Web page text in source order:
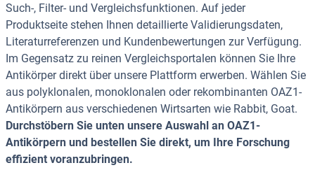
Such-, Filter- und Vergleichsfunktionen. Auf jeder
Produktseite stehen Ihnen detaillierte Validierungsdaten,
Literaturreferenzen und Kundenbewertungen zur Verfügung.
Im Gegensatz zu reinen Vergleichsportalen können Sie Ihre
Antikörper direkt über unsere Plattform erwerben. Wählen Sie
aus polyklonalen, monoklonalen oder rekombinanten OAZ1-
Antikörpern aus verschiedenen Wirtsarten wie Rabbit, Goat.
Durchstöbern Sie unten unsere Auswahl an OAZ1-
Antikörpern und bestellen Sie direkt, um Ihre Forschung
effizient voranzubringen.